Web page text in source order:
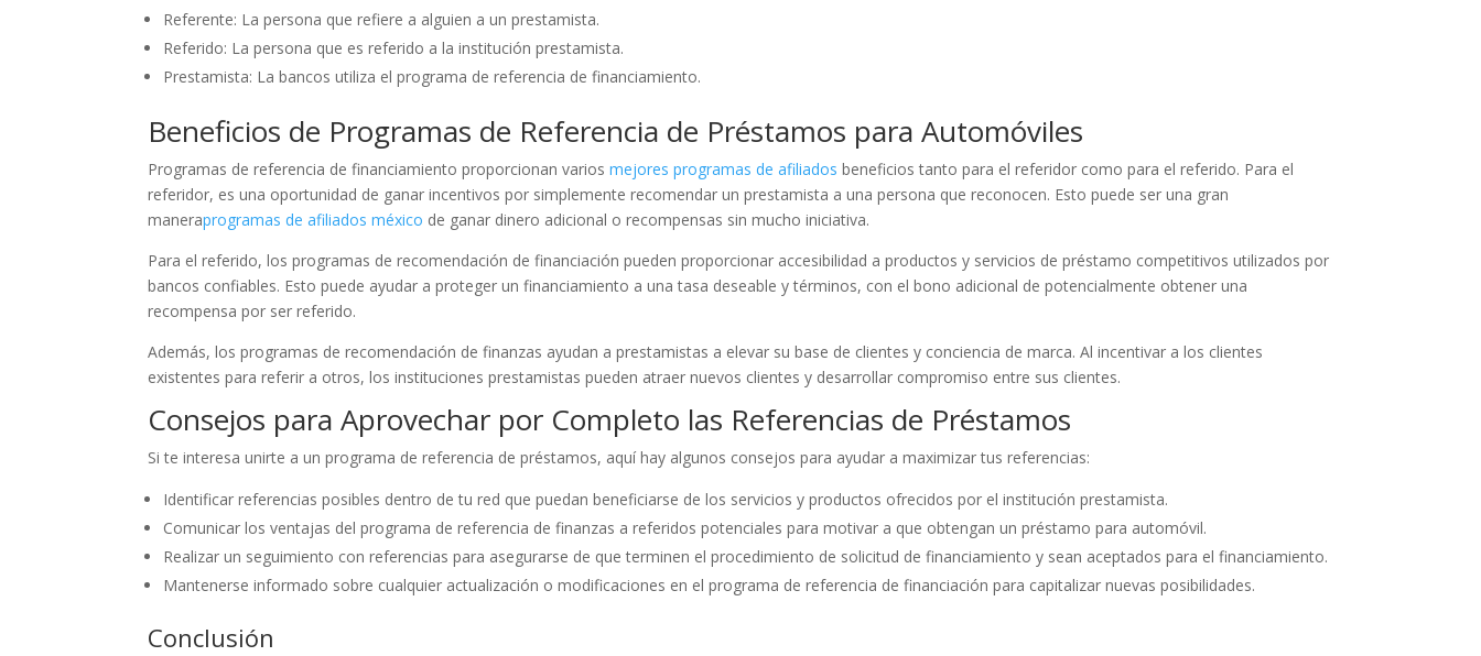
Referente: La persona que refiere a alguien a un prestamista.
Referido: La persona que es referido a la institución prestamista.
Prestamista: La bancos utiliza el programa de referencia de financiamiento.
Beneficios de Programas de Referencia de Préstamos para Automóviles
Programas de referencia de financiamiento proporcionan variosmejores programas de afiliados beneficios tanto para el referidor como para el referido. Para el
referidor, es una oportunidad de ganar incentivos por simplemente recomendar un prestamista a una persona que reconocen. Esto puede ser una gran
maneraprogramas de afiliados méxico de ganar dinero adicional o recompensas sin mucho iniciativa.
Para el referido, los programas de recomendación de financiación pueden proporcionar accesibilidad a productos y servicios de préstamo competitivos utilizados por
bancos confiables. Esto puede ayudar a proteger un financiamiento a una tasa deseable y términos, con el bono adicional de potencialmente obtener una
recompensa por ser referido.
Además, los programas de recomendación de finanzas ayudan a prestamistas a elevar su base de clientes y conciencia de marca. Al incentivar a los clientes
existentes para referir a otros, los instituciones prestamistas pueden atraer nuevos clientes y desarrollar compromiso entre sus clientes.
Consejos para Aprovechar por Completo las Referencias de Préstamos
Si te interesa unirte a un programa de referencia de préstamos, aquí hay algunos consejos para ayudar a maximizar tus referencias:
Identificar referencias posibles dentro de tu red que puedan beneficiarse de los servicios y productos ofrecidos por el institución prestamista.
Comunicar los ventajas del programa de referencia de finanzas a referidos potenciales para motivar a que obtengan un préstamo para automóvil.
Realizar un seguimiento con referencias para asegurarse de que terminen el procedimiento de solicitud de financiamiento y sean aceptados para el financiamiento.
Mantenerse informado sobre cualquier actualización o modificaciones en el programa de referencia de financiación para capitalizar nuevas posibilidades.
Conclusión